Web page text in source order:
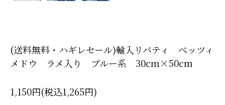
(送料無料・ハギレセール)輸入リバティ ベッツィ
メドウ ラメ入り ブルー系 30cm×50cm
1,150円(税込1,265円)